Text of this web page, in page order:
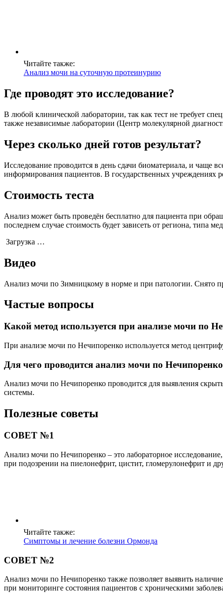
Читайте также:
Анализ мочи на суточную протеинурию
Где проводят это исследование?
В любой клинической лаборатории, так как тест не требует
также независимые лаборатории (Центр молекулярной
Через сколько дней готов результат?
Исследование проводится в день сдачи биоматериала, и чаще
информирования пациентов. В государственных учреждениях
Стоимость теста
Анализ может быть проведён бесплатно для пациента при
последнем случае стоимость будет зависеть от региона,
Загрузка …
Видео
Анализ мочи по Зимницкому в норме и при патологии. Снято
Частые вопросы
Какой метод используется при анализе мочи по
При анализе мочи по Нечипоренко используется метод
Для чего проводится анализ мочи по
Анализ мочи по Нечипоренко проводится для выявления
системы.
Полезные советы
СОВЕТ №1
Анализ мочи по Нечипоренко – это лабораторное
при подозрении на пиелонефрит, цистит, гломерулонефрит и
Читайте также:
Симптомы и лечение болезни Ормонда
СОВЕТ №2
Анализ мочи по Нечипоренко также позволяет выявить
при мониторинге состояния пациентов с хроническими